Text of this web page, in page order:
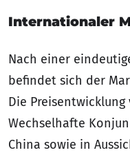
Internationaler
Nach einer
befindet sich der
Die
Wechselhafte
China sowie in